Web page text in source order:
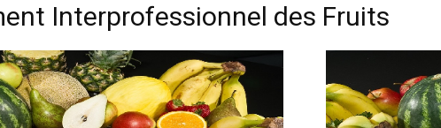
Interprofessionnel des Fruits